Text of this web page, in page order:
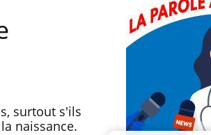
surtout s'ils
naissance.